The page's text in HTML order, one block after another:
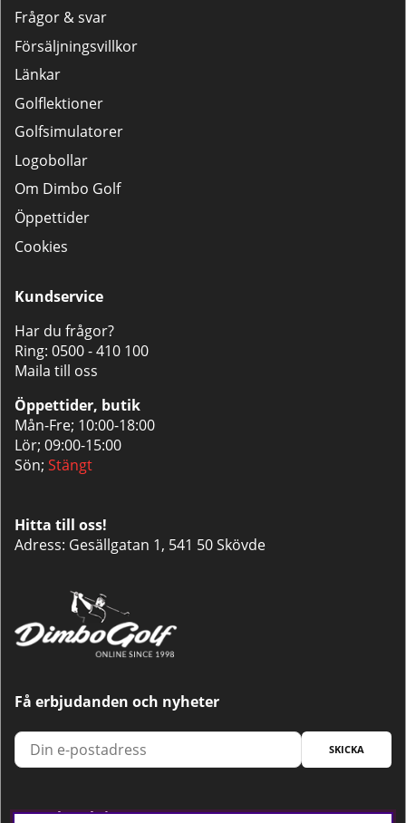
Frågor & svar
Försäljningsvillkor
Länkar
Golflektioner
Golfsimulatorer
Logobollar
Om Dimbo Golf
Öppettider
Cookies
Kundservice
Har du frågor?
Ring: 0500 - 410 100
Maila till oss
Öppettider, butik
Mån-Fre; 10:00-18:00
Lör; 09:00-15:00
Sön; Stängt
Hitta till oss!
Adress: Gesällgatan 1, 541 50 Skövde
Få erbjudanden och nyheter
SKICKA
Trygg betalning